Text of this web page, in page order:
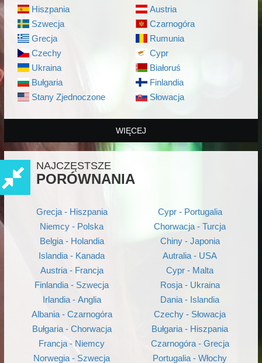
Hiszpania
Szwecja
Grecja
Czechy
Ukraina
Bułgaria
Stany Zjednoczone
Austria
Czarnogóra
Rumunia
Cypr
Białoruś
Finlandia
Słowacja
WIĘCEJ
NAJCZĘSTSZE
PORÓWNANIA
Grecja - Hiszpania
Niemcy - Polska
Belgia - Holandia
Islandia - Kanada
Austria - Francja
Finlandia - Szwecja
Irlandia - Anglia
Albania - Czarnogóra
Bułgaria - Chorwacja
Francja - Niemcy
Norwegia - Szwecja
Cypr - Portugalia
Chorwacja - Turcja
Chiny - Japonia
Autralia - USA
Cypr - Malta
Rosja - Ukraina
Dania - Islandia
Czechy - Słowacja
Bułgaria - Hiszpania
Czarnogóra - Grecja
Portugalia - Włochy